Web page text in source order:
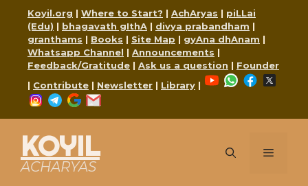
content
Koyil.org | Where to Start? | AchAryas | piLLai
(Edu) | bhagavath gIthA | divya prabandham |
granthams | Books | Site Map | gyAna dhAnam |
Whatsapp Channel | Announcements |
Feedback/Gratitude | Ask us a question | Founder
| Contribute | Newsletter | Library |
YouTubeWhatsApp
Facebook
Instagram
Telegram
Google
KOYIL
ACHARYAS
Menu